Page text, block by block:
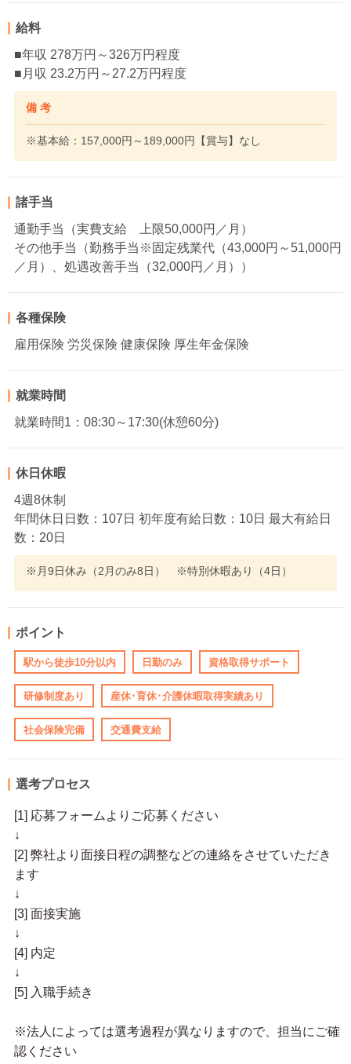
給料
■年収 278万円～326万円程度
■月収 23.2万円～27.2万円程度
備 考
※基本給：157,000円～189,000円【賞与】なし
諸手当
通勤手当（実費支給 上限50,000円／月）
その他手当（勤務手当※固定残業代（43,000円～51,000円
／月）、処遇改善手当（32,000円／月））
各種保険
雇用保険 労災保険 健康保険 厚生年金保険
就業時間
就業時間1：08:30～17:30(休憩60分)
休日休暇
4週8休制
年間休日日数：107日 初年度有給日数：10日 最大有給日
数：20日
※月9日休み（2月のみ8日） ※特別休暇あり（4日）
ポイント
駅から徒歩10分以内 日勤のみ 資格取得サポート
研修制度あり 産休･育休･介護休暇取得実績あり
社会保険完備 交通費支給
選考プロセス
[1] 応募フォームよりご応募ください
↓
[2] 弊社より面接日程の調整などの連絡をさせていただき
ます
↓
[3] 面接実施
↓
[4] 内定
↓
[5] 入職手続き
※法人によっては選考過程が異なりますので、担当にご確
認ください